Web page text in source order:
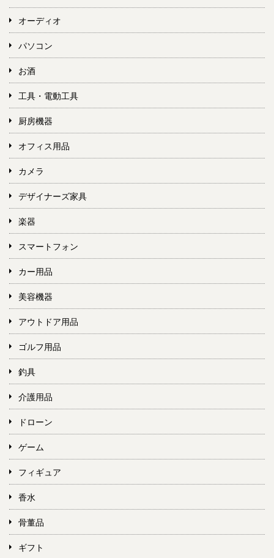
オーディオ
パソコン
お酒
工具・電動工具
厨房機器
オフィス用品
カメラ
デザイナーズ家具
楽器
スマートフォン
カー用品
美容機器
アウトドア用品
ゴルフ用品
釣具
介護用品
ドローン
ゲーム
フィギュア
香水
骨董品
ギフト